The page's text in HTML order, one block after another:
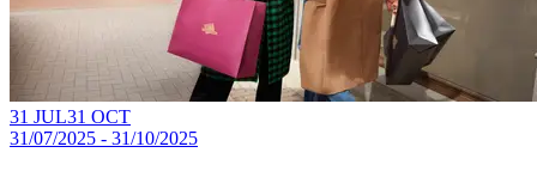
31 JUL31 OCT
31/07/2025 - 31/10/2025